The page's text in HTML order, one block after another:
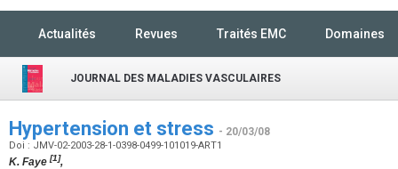
Actualités Revues Traités EMC Domaines
JOURNAL DES MALADIES VASCULAIRES
Hypertension et stress - 20/03/08
Doi : JMV-02-2003-28-1-0398-0499-101019-ART1
K. Faye [1],